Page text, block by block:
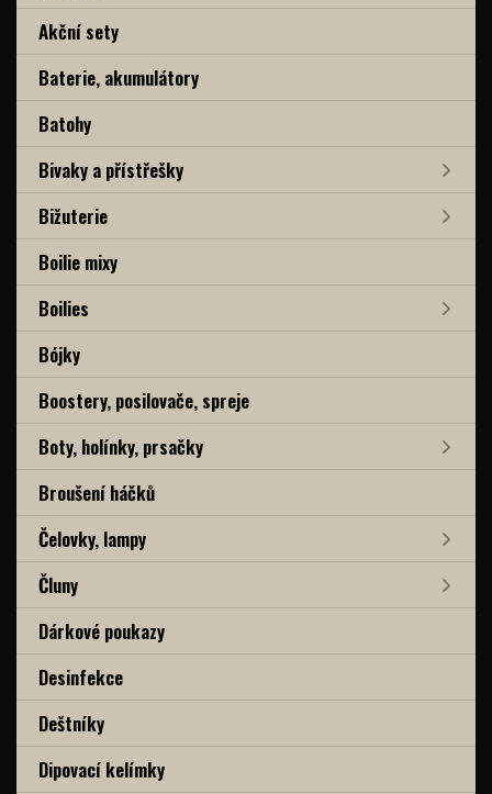
Akční sety
Baterie, akumulátory
Batohy
Bivaky a přístřešky
Bižuterie
Boilie mixy
Boilies
Bójky
Boostery, posilovače, spreje
Boty, holínky, prsačky
Broušení háčků
Čelovky, lampy
Čluny
Dárkové poukazy
Desinfekce
Deštníky
Dipovací kelímky